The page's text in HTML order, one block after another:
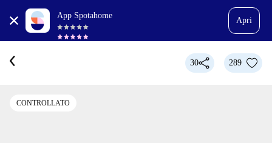
App Spotahome
Apri
30 289
CONTROLLATO